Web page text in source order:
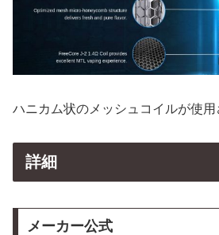
ハニカム状のメッシュコイルが使用
詳細
メーカー公式